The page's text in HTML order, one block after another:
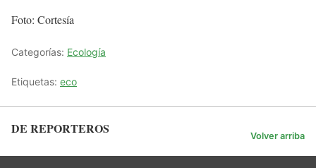
Foto: Cortesía
Categorías: Ecología
Etiquetas: eco
DE REPORTEROS Volver arriba